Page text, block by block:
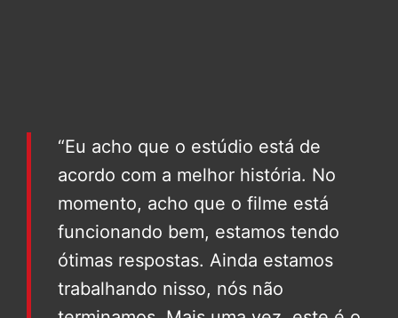
“Eu acho que o estúdio está de
acordo com a melhor história. No
momento, acho que o filme está
funcionando bem, estamos tendo
ótimas respostas. Ainda estamos
trabalhando nisso, nós não